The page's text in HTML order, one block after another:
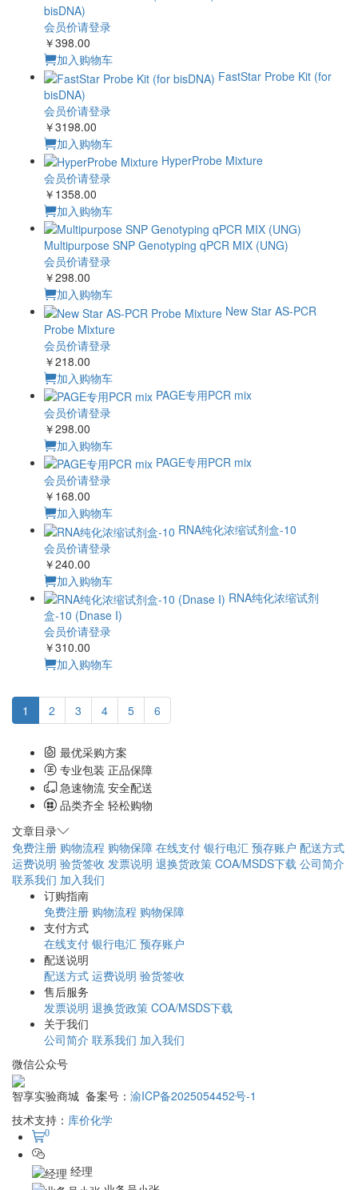
bisDNA)
会员价请登录
￥398.00
加入购物车
FastStar Probe Kit (for
bisDNA)
会员价请登录
￥3198.00
加入购物车
HyperProbe Mixture
会员价请登录
￥1358.00
加入购物车
Multipurpose SNP Genotyping qPCR MIX (UNG)
会员价请登录
￥298.00
加入购物车
New Star AS-PCR
Probe Mixture
会员价请登录
￥218.00
加入购物车
PAGE专用PCR mix
会员价请登录
￥298.00
加入购物车
PAGE专用PCR mix
会员价请登录
￥168.00
加入购物车
RNA纯化浓缩试剂盒-10
会员价请登录
￥240.00
加入购物车
RNA纯化浓缩试剂
盒-10 (Dnase I)
会员价请登录
￥310.00
加入购物车
1 2 3 4 5 6
最优采购方案
专业包装 正品保障
急速物流 安全配送
品类齐全 轻松购物
文章目录
免费注册 购物流程 购物保障 在线支付 银行电汇 预存账户 配送方式
运费说明 验货签收 发票说明 退换货政策 COA/MSDS下载 公司简介
联系我们 加入我们
订购指南
免费注册 购物流程 购物保障
支付方式
在线支付 银行电汇 预存账户
配送说明
配送方式 运费说明 验货签收
售后服务
发票说明 退换货政策 COA/MSDS下载
关于我们
公司简介 联系我们 加入我们
微信公众号
智享实验商城 备案号： 渝ICP备2025054452号-1
技术支持： 库价化学
0
经理